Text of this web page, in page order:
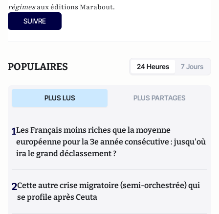
régimesaux éditions Marabout.
SUIVRE
POPULAIRES 24 Heures 7 Jours
PLUS LUS PLUS PARTAGES
1Les Français moins riches que la moyenne
européenne pour la 3e année consécutive : jusqu'où
ira le grand déclassement ?
2Cette autre crise migratoire (semi-orchestrée) qui
se profile après Ceuta